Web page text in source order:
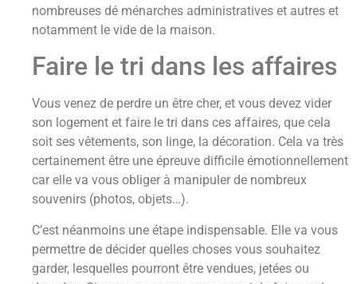
nombreuses dé ménarches administratives et autres et
notamment le vide de la maison.
Faire le tri dans les affaires
Vous venez de perdre un être cher, et vous devez vider
son logement et faire le tri dans ces affaires, que cela
soit ses vêtements, son linge, la décoration. Cela va très
certainement être une épreuve difficile émotionnellement
car elle va vous obliger à manipuler de nombreux
souvenirs (photos, objets…).
C’est néanmoins une étape indispensable. Elle va vous
permettre de décider quelles choses vous souhaitez
garder, lesquelles pourront être vendues, jetées ou